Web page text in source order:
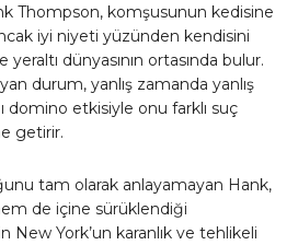
Thompson, komşusunun kedisine
iyi niyeti yüzünden kendisini
dünyasının ortasında bulur.
durum, yanlış zamanda yanlış
domino etkisiyle onu farklı suç
getirir.
tam olarak anlayamayan Hank,
de içine sürüklendiği
New York’un karanlık ve tehlikeli